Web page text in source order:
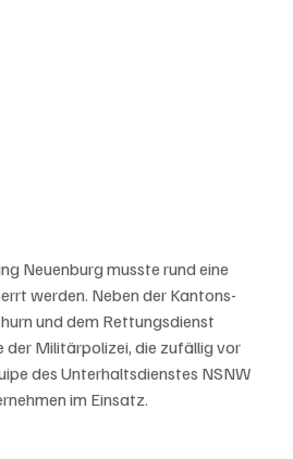
Neuenburg musste rund eine
werden. Neben der Kantons-
und dem Rettungsdienst
der Militärpolizei, die zufällig vor
des Unterhaltsdienstes NSNW
im Einsatz.